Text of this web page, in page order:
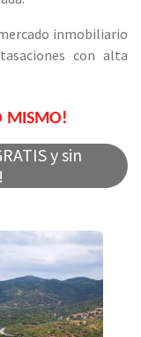
inmobiliario
con alta
MISMO!
y sin